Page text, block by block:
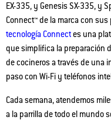
EX-335, y Genesis SX-335, y
Connect™ de la marca con
tecnología Connectes una
que simplifica la preparación
de cocineros a través de una
paso con Wi-Fi y teléfonos
Cada semana, atendemos
a la parrilla de todo el mundo